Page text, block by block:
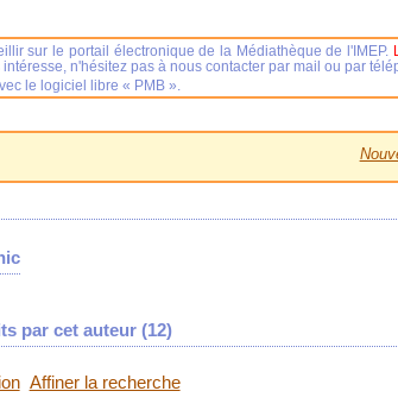
par cet auteur (12)
Affiner la recherche
sur le portail électronique de la Médiathèque de l'IMEP.
n'hésitez pas à nous contacter par mail ou par
le logiciel libre « PMB ».